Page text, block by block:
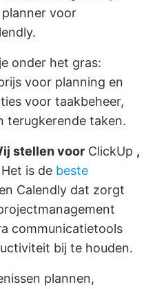
voor
onder het gras:
voor planning en
voor taakbeheer,
terugkerende taken.
stellen voor ClickUp ,
Het is de beste
en Calendly dat zorgt
communicatietools
bij te houden.
plannen,